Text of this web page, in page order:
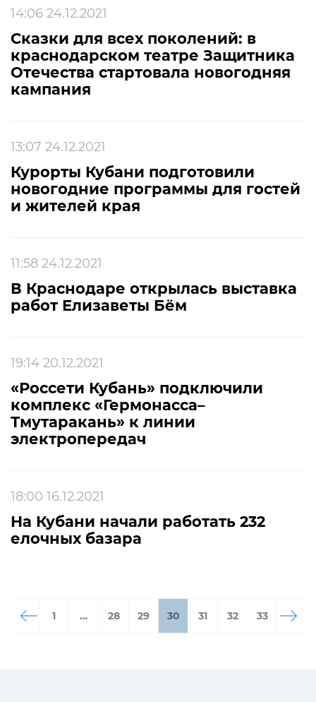
14:06 24.12.2021
Сказки для всех поколений: в
краснодарском театре Защитника
Отечества стартовала новогодняя
кампания
13:07 24.12.2021
Курорты Кубани подготовили
новогодние программы для гостей
и жителей края
11:58 24.12.2021
В Краснодаре открылась выставка
работ Елизаветы Бём
19:14 20.12.2021
«Россети Кубань» подключили
комплекс «Гермонасса–
Тмутаракань» к линии
электропередач
18:00 16.12.2021
На Кубани начали работать 232
елочных базара
1 … 28 29 30 31 32 33